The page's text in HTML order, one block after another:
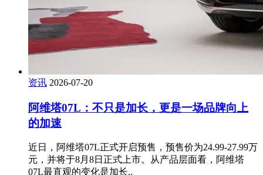
资讯 2026-07-20
阿维塔07L：不只是加长，更是一场品牌向上
的加速
近日，阿维塔07L正式开启预售，预售价为24.99-27.99万
元，并将于8月8日正式上市。从产品层面看，阿维塔
07L最直观的变化是加长..